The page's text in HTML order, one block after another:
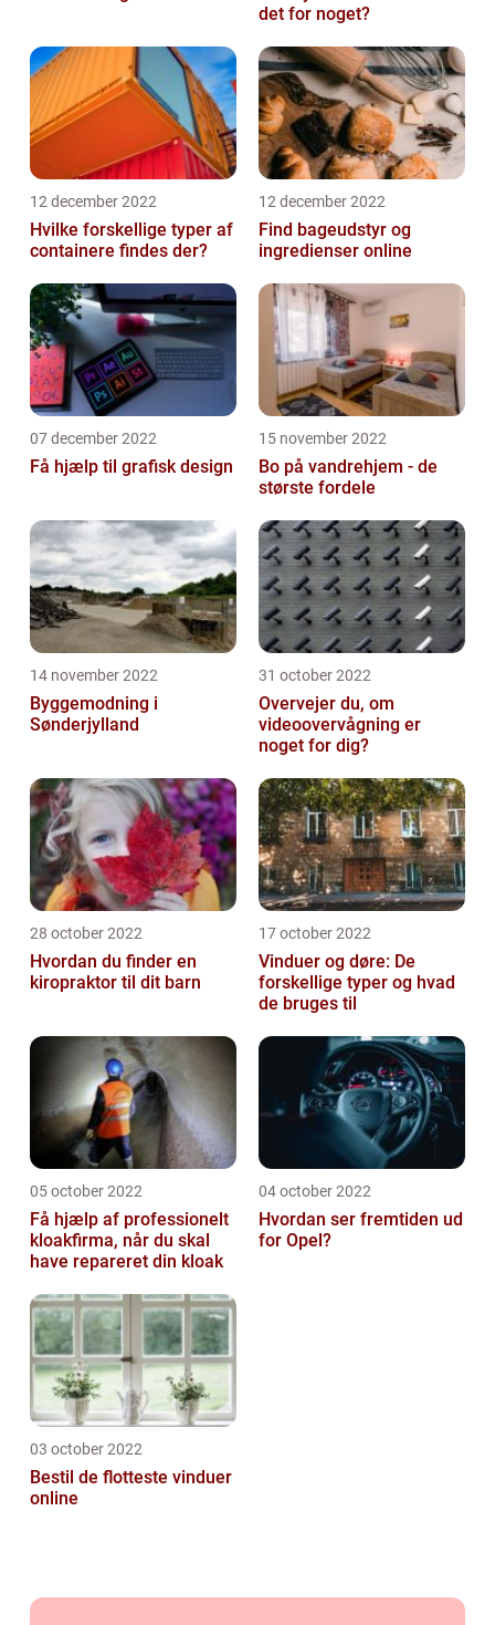
det for noget?
12 december 2022
Hvilke forskellige typer af
containere findes der?
12 december 2022
Find bageudstyr og
ingredienser online
07 december 2022
Få hjælp til grafisk design
15 november 2022
Bo på vandrehjem - de
største fordele
14 november 2022
Byggemodning i
Sønderjylland
31 october 2022
Overvejer du, om
videoovervågning er
noget for dig?
28 october 2022
Hvordan du finder en
kiropraktor til dit barn
17 october 2022
Vinduer og døre: De
forskellige typer og hvad
de bruges til
05 october 2022
Få hjælp af professionelt
kloakfirma, når du skal
have repareret din kloak
04 october 2022
Hvordan ser fremtiden ud
for Opel?
03 october 2022
Bestil de flotteste vinduer
online